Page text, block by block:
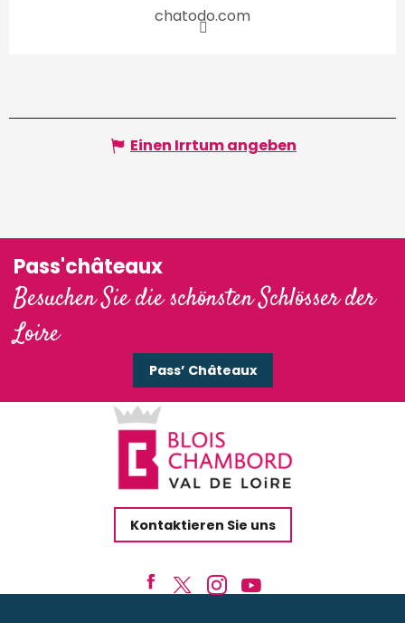
chatodo.com
Einen Irrtum angeben
Pass'châteaux
Besuchen Sie die schönsten Schlösser der
Loire
Pass’ Châteaux
Kontaktieren Sie uns